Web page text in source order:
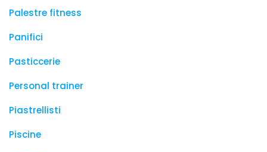
Palestre fitness
Panifici
Pasticcerie
Personal trainer
Piastrellisti
Piscine